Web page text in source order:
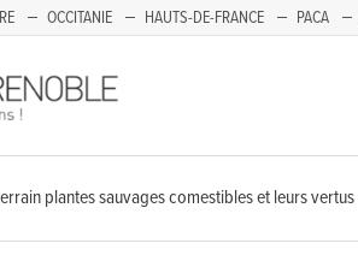
OCCITANIE HAUTS-DE-FRANCE PACA
plantes sauvages comestibles et leurs